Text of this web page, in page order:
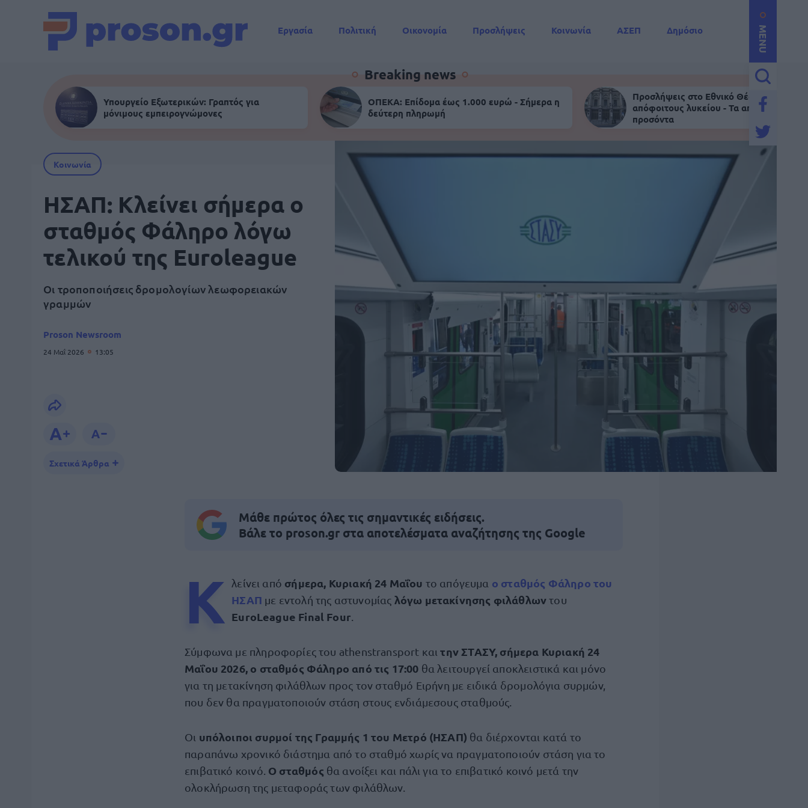
MENU
Εργασία Πολιτική Οικονομία Προσλήψεις Κοινωνία ΑΣΕΠ
Δημόσιο
Breaking news
Υπουργείο Εξωτερικών: Γραπτός για
μόνιμους εμπειρογνώμονες
ΟΠΕΚΑ: Επίδομα έως 1.000 ευρώ - Σήμερα η
δεύτερη πληρωμή
Προσλήψεις στο Εθνικό Θέατρο για
απόφοιτους λυκείου - Τα απαραίτητα
προσόντα
Κοινωνία
ΗΣΑΠ: Κλείνει σήμερα ο
σταθμός Φάληρο λόγω
τελικού της Euroleague
Οι τροποποιήσεις δρομολογίων λεωφορειακών
γραμμών
Proson Newsroom
24 Μαΐ 2026 13:05
Σχετικά Άρθρα
Μάθε πρώτος όλες τις σημαντικές ειδήσεις.
Βάλε το proson.gr στα αποτελέσματα αναζήτησης της Google
Κ λείνει από σήμερα, Κυριακή 24 Μαΐου το απόγευμα ο σταθμός Φάληρο του
ΗΣΑΠ με εντολή της αστυνομίας λόγω μετακίνησης φιλάθλωντου
EuroLeague Final Four
Σύμφωνα με πληροφορίες του athenstransport καιτην ΣΤΑΣΥ, σήμερα Κυριακή 24
Μαΐου 2026, ο σταθμός Φάληρο από τις 17:00 θα λειτουργεί αποκλειστικά και μόνο
για τη μετακίνηση φιλάθλων προς τον σταθμό Ειρήνη με ειδικά δρομολόγια συρμών,
που δεν θα πραγματοποιούν στάση στους ενδιάμεσους σταθμούς.
Οι υπόλοιποι συρμοί της Γραμμής 1 του Μετρό (ΗΣΑΠ) θα διέρχονται κατά το
παραπάνω χρονικό διάστημα από το σταθμό χωρίς να πραγματοποιούν στάση για το
επιβατικό κοινό. Ο σταθμός θα ανοίξει και πάλι για το επιβατικό κοινό μετά την
ολοκλήρωση της μεταφοράς των φιλάθλων.